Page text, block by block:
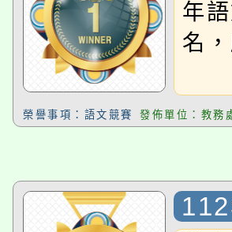
年
名
榮譽事項：語文競賽 發佈單位：教務